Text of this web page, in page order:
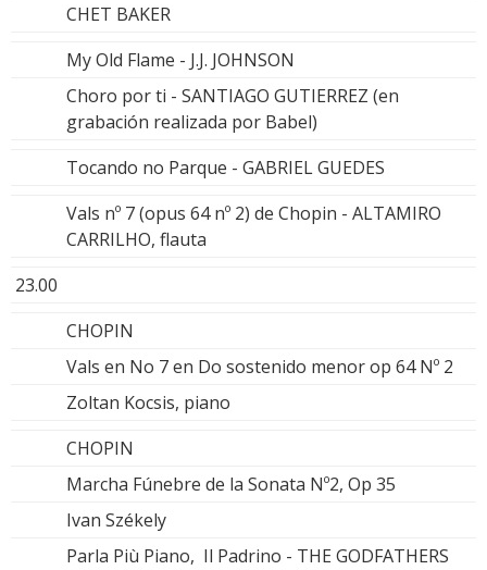
CHET BAKER
My Old Flame - J.J. JOHNSON
Choro por ti - SANTIAGO GUTIERREZ (en
grabación realizada por Babel)
Tocando no Parque - GABRIEL GUEDES
Vals nº 7 (opus 64 nº 2) de Chopin - ALTAMIRO
CARRILHO, flauta
23.00
CHOPIN
Vals en No 7 en Do sostenido menor op 64 Nº 2
Zoltan Kocsis, piano
CHOPIN
Marcha Fúnebre de la Sonata Nº2, Op 35
Ivan Székely
Parla Più Piano, Il Padrino - THE GODFATHERS